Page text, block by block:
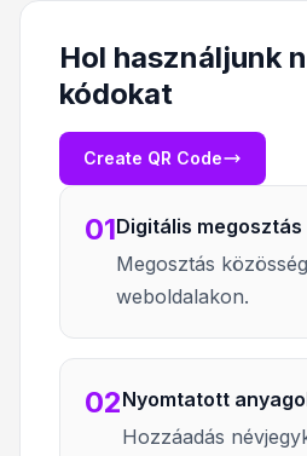
Hol használjunk
kódokat
Create QR Code
01Digitális megosztás
Megosztás
weboldalakon.
02Nyomtatott
Hozzáadás